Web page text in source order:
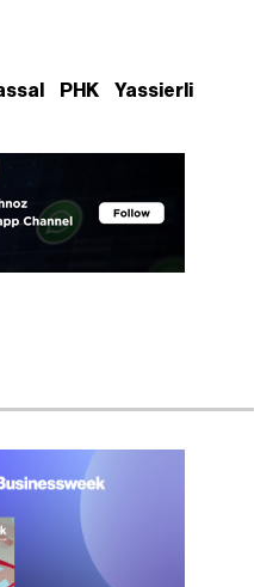
PHK Yassierli